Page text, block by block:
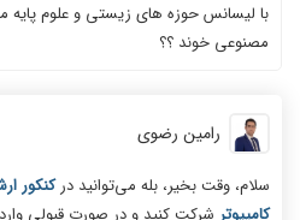
با لیسانس حوزه های زیستی و علوم
مصنوعی خوند ؟؟
رامین رضوی
سلام، وقت بخیر، بله می‌توانید درکنکور